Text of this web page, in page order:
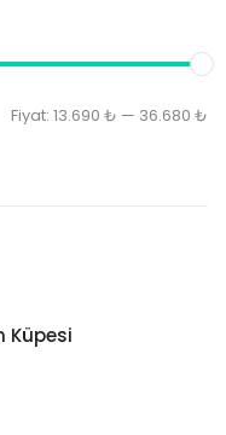
Fiyat: 13.690 ₺ — 36.680 ₺
Küpesi